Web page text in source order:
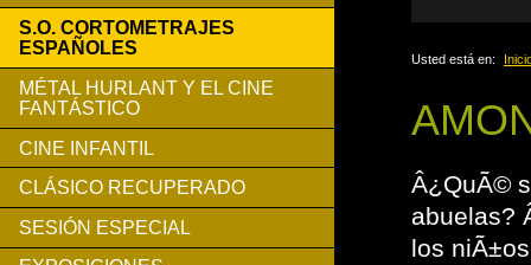
S.O. CORTOMETRAJES
ESPAÑOLES
MÉTAL HURLANT Y EL CINE
FANTÁSTICO
CINE INFANTIL
CLÁSICO RECUPERADO
SESIÓN ESPECIAL
Usted está en:
Â¿QuÃ©
abuelas?
los